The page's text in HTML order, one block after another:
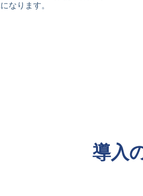
なります。
導入